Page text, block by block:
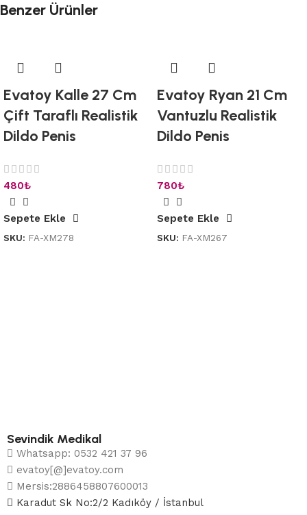
Benzer Ürünler
Evatoy Kalle 27 Cm
Çift Taraflı Realistik
Dildo Penis
480₺
Sepete Ekle
SKU: FA-XM278
Evatoy Ryan 21 Cm
Vantuzlu Realistik
Dildo Penis
780₺
Sepete Ekle
SKU: FA-XM267
Sevindik Medikal
Whatsapp: 0532 421 37 96
evatoy[@]evatoy.com
Mersis:2886458807600013
Karadut Sk No:2/2 Kadıköy / İstanbul